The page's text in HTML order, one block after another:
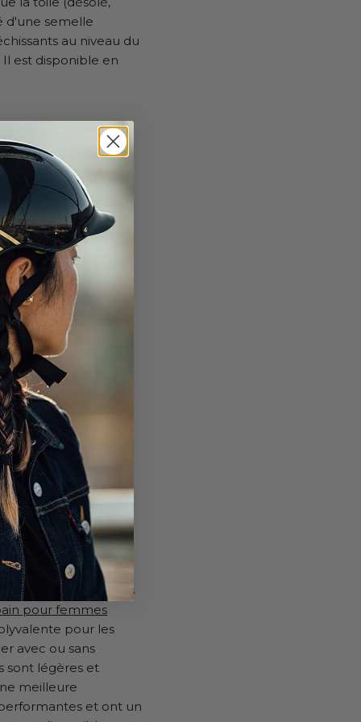
d'une semelle
au niveau du
est disponible en
URBAIN POUR
une paire de
pour se changer. Les
pour femmes
pour les
avec ou sans
sont légères et
meilleure
et ont un